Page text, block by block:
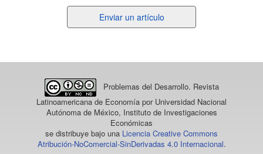
un
Enviar un artículo
Problemas del Desarrollo. Revista
Latinoamericana de Economía por Universidad Nacional
Autónoma de México, Instituto de Investigaciones
Económicas
se distribuye bajo una Licencia Creative Commons
Atribución-NoComercial-SinDerivadas 4.0 Internacional.